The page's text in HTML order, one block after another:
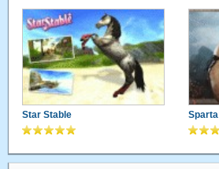
Star Stable